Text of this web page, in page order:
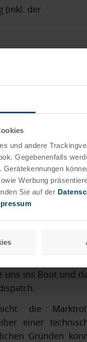
und andere
Gegebenenfalls
Werbung
Sie auf der
(inkl. der
zur Ausführung
Service-
Prozesse
versorgen Sie mit
für Ihre
uns ins Boot und
die
einer
Gründen